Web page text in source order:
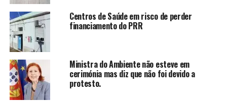
Centros de Saúde em risco de perder
financiamento do PRR
Ministra do Ambiente não esteve em
cerimónia mas diz que não foi devido a
protesto.